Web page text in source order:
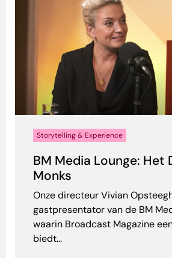
Storytelling & Experience
BM Media Lounge: Het
Monks
Onze directeur Vivian
gastpresentator van de BM
waarin Broadcast Magazine
biedt...